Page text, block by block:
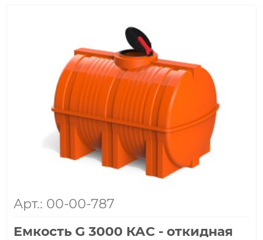
Арт.: 00-00-787
Емкость G 3000 КАС - откидная